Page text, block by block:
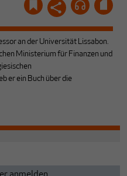
an der Universität Lissabon.
Ministerium für Finanzen und
er ein Buch über die